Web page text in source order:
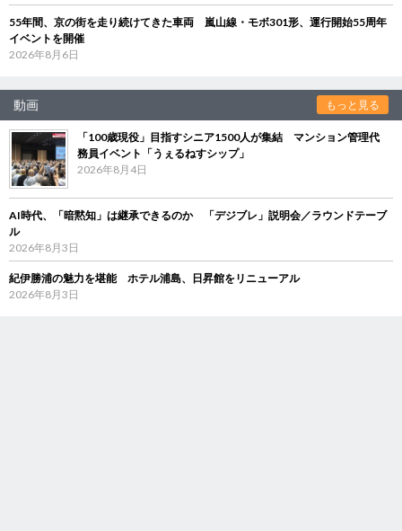
55年間、京の街を走り続けてきた車両 嵐山線・モボ301形、運行開始55周年
イベントを開催
2026年8月6日
動画 もっと見る
「100歳現役」目指すシニア1500人が集結 マンション管理代
務員イベント「うぇるねすシップ」
2026年8月4日
AI時代、「暗黙知」は継承できるのか 「デジブレ」説明会／ラウンドテーブ
ル
2026年8月3日
紀伊勝浦の魅力を堪能 ホテル浦島、日昇館をリニューアル
2026年8月3日